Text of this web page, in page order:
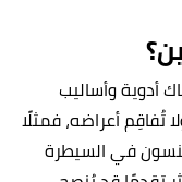
أدوية وأساليب
أعراضه، فمثلًا
في السيطرة